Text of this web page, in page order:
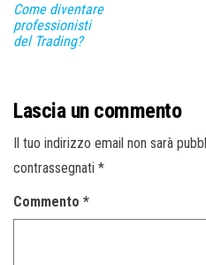
Come diventare
professionisti
del Trading?
Lascia un commento
Il tuo indirizzo email non sarà
contrassegnati *
Commento *